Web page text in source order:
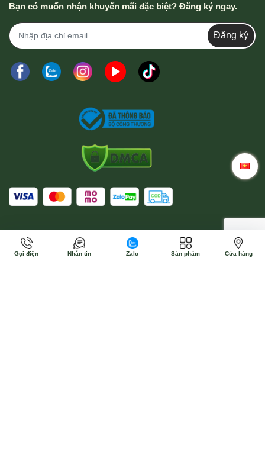
Bạn có muốn nhận khuyến mãi đặc biệt? Đăng ký ngay.
Đăng ký
Gọi điện Nhắn tin Zalo Sản phẩm Cửa hàng